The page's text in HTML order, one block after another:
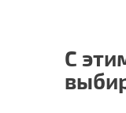
С